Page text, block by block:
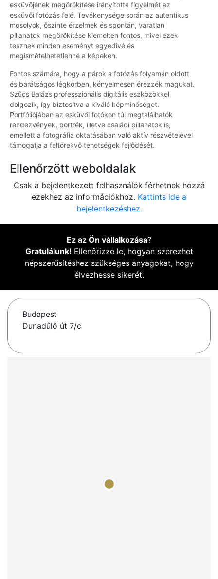
esküvőjének megörökítése irányította figyelmét az
esküvői fotózás felé. Tevékenysége során az autentikus
mosolyok, őszinte érzelmek és spontán, váratlan
pillanatok megörökítése kiemelten fontos, mivel ezek
tesznek minden eseményt egyedivé és
megismételhetetlenné a képeken.
Fontos számára, hogy a párok a fotózás folyamán oldott
és barátságos légkörben, kényelmesen érezzék magukat.
Szűcs Balázs professzionális digitális eszközökkel
dolgozik, így biztosítva a kiváló képminőséget.
Portfóliójában az esküvői fotókon túl megtalálhatók
rendezvények, portrék, illetve családi pillanatok is,
emellett a fotográfia oktatásában való aktív részvételével
támogatja a feltörekvő tehetségek fejlődését.
Ellenőrzött weboldalak
Csak a bejelentkezett felhasználók férhetnek hozzá
ezekhez az információkhoz. Kattints ide a
bejelentkezéshez.
Ez az Ön vállalkozása?
Gratulálunk! Ellenőrizze le, hogyan szerezhet
népszerűsítéshez szükséges anyagokat, hogy
élvezhesse sikerét.
Budapest
Dunadűlő út 7/c